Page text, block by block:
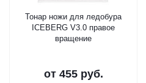
Тонар ножи для ледобура
ICEBERG V3.0 правое
вращение
от 455 руб.